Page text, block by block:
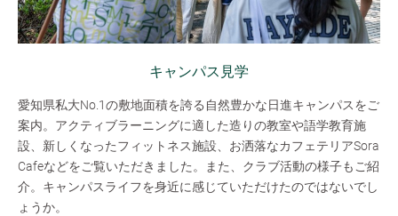
キャンパス見学
愛知県私大No.1の敷地面積を誇る自然豊かな日進キャンパスをご
案内。アクティブラーニングに適した造りの教室や語学教育施
設、新しくなったフィットネス施設、お洒落なカフェテリアSora
Cafeなどをご覧いただきました。また、クラブ活動の様子もご紹
介。キャンパスライフを身近に感じていただけたのではないでし
ょうか。